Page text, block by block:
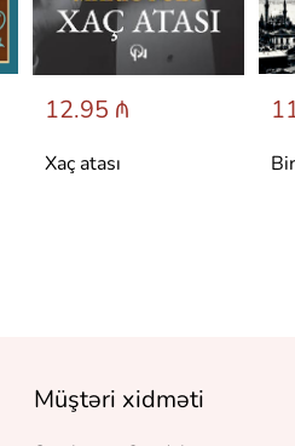
12.95 ₼
Xaç atası
Müştəri xidməti